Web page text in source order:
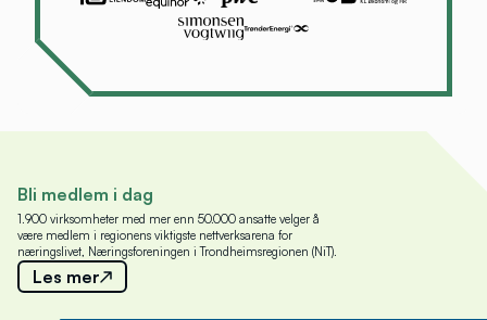
Bli medlem i dag
1.900 virksomheter med mer enn 50.000 ansatte velger å
være medlem i regionens viktigste nettverksarena for
næringslivet, Næringsforeningen i Trondheimsregionen (NiT).
Les mer